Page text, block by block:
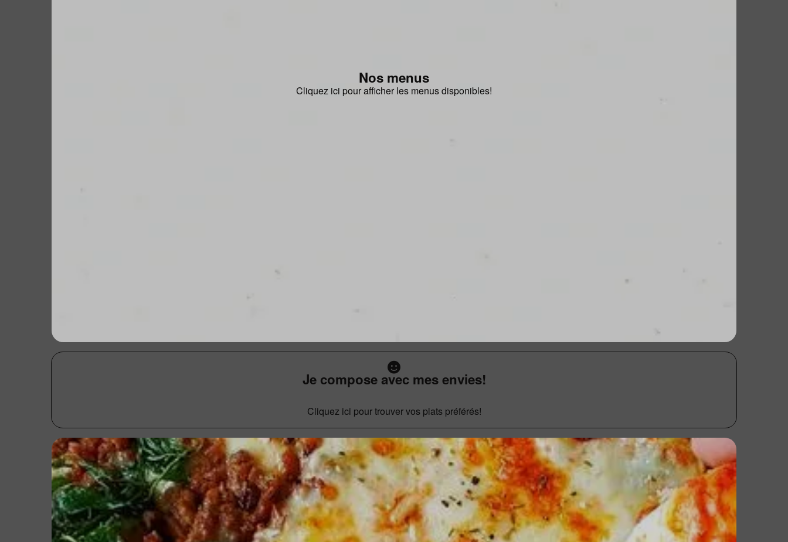
Nos menus
Cliquez ici pour afficher les menus disponibles!
Je compose avec mes envies!
Cliquez ici pour trouver vos plats préférés!